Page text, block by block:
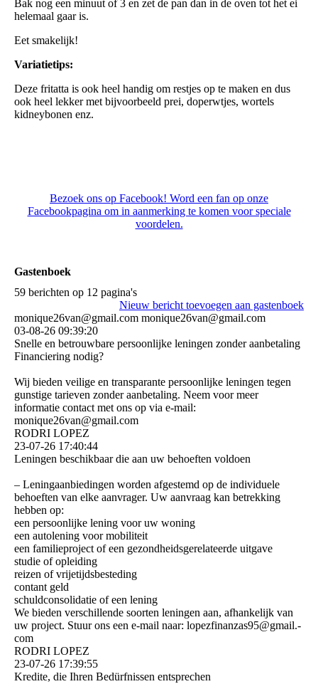
Bak nog een minuut of 3 en zet de pan dan in de oven tot het ei
helemaal gaar is.
Eet smakelijk!
Variatietips:
Deze fritatta is ook heel handig om restjes op te maken en dus
ook heel lekker met bijvoorbeeld prei, doperwtjes, wortels
kidneybonen enz.
Bezoek ons op Facebook! Word een fan op onze
Facebookpagina om in aanmerking te komen voor speciale
voordelen.
Gastenboek
59 berichten op 12 pagina's
Nieuw bericht toevoegen aan gastenboek
monique26van@gmail.com monique26van@gmail.com
03-08-26 09:39:20
Snelle en betrouwbare persoonlijke leningen zonder aanbetaling
Financiering nodig?
Wij bieden veilige en transparante persoonlijke leningen tegen
gunstige tarieven zonder aanbetaling. Neem voor meer
informatie contact met ons op via e-mail:
monique26van@gmail.com
RODRI LOPEZ
23-07-26 17:40:44
Leningen beschikbaar die aan uw behoeften voldoen
– Leningaanbiedingen worden afgestemd op de individuele
behoeften van elke aanvrager. Uw aanvraag kan betrekking
hebben op:
een persoonlijke lening voor uw woning
een autolening voor mobiliteit
een familieproject of een gezondheidsgerelateerde uitgave
studie of opleiding
reizen of vrijetijdsbesteding
contant geld
schuldconsolidatie of een lening
We bieden verschillende soorten leningen aan, afhankelijk van
uw project. Stuur ons een e-mail naar: lopezfinanzas95@­gmail.­
com
RODRI LOPEZ
23-07-26 17:39:55
Kredite, die Ihren Bedürfnissen entsprechen